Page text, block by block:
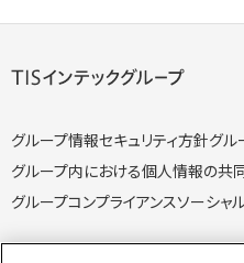
グループ情報セキュリティ方針グル
グループ内における個人情報の共
グループコンプライアンスソーシャ